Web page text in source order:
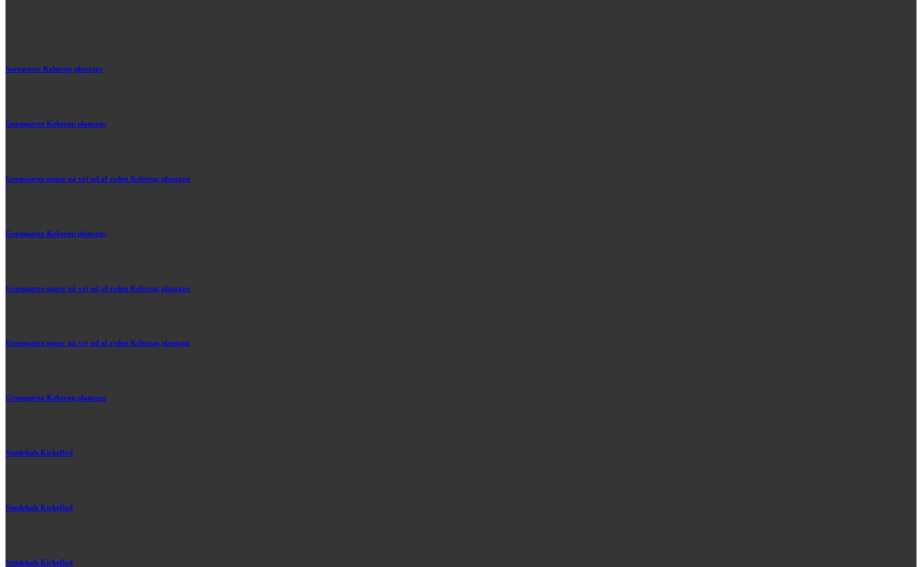
Sortspætte Kelstrup plantage
Grønspætte Kelstrup plantage
Grønspætte unger på vej ud af reden Kelstrup plantage
Grønspætte Kelstrup plantage
Grønspætte unger på vej ud af reden Kelstrup plantage
Grønspætte unger på vej ud af reden Kelstrup plantage
Grønspætte Kelstrup plantage
Vendehals Kirkeflod
Vendehals Kirkeflod
Vendehals Kirkeflod